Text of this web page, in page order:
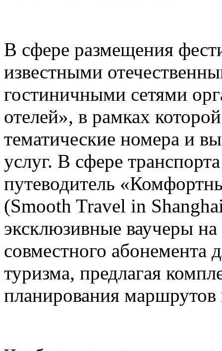
В сфере размещения
известными
гостиничными сетями
отелей», в рамках
тематические номера и
услуг. В сфере
путеводитель
(Smooth Travel in
эксклюзивные ваучеры
совместного абонемента
туризма, предлагая
планирования маршрутов